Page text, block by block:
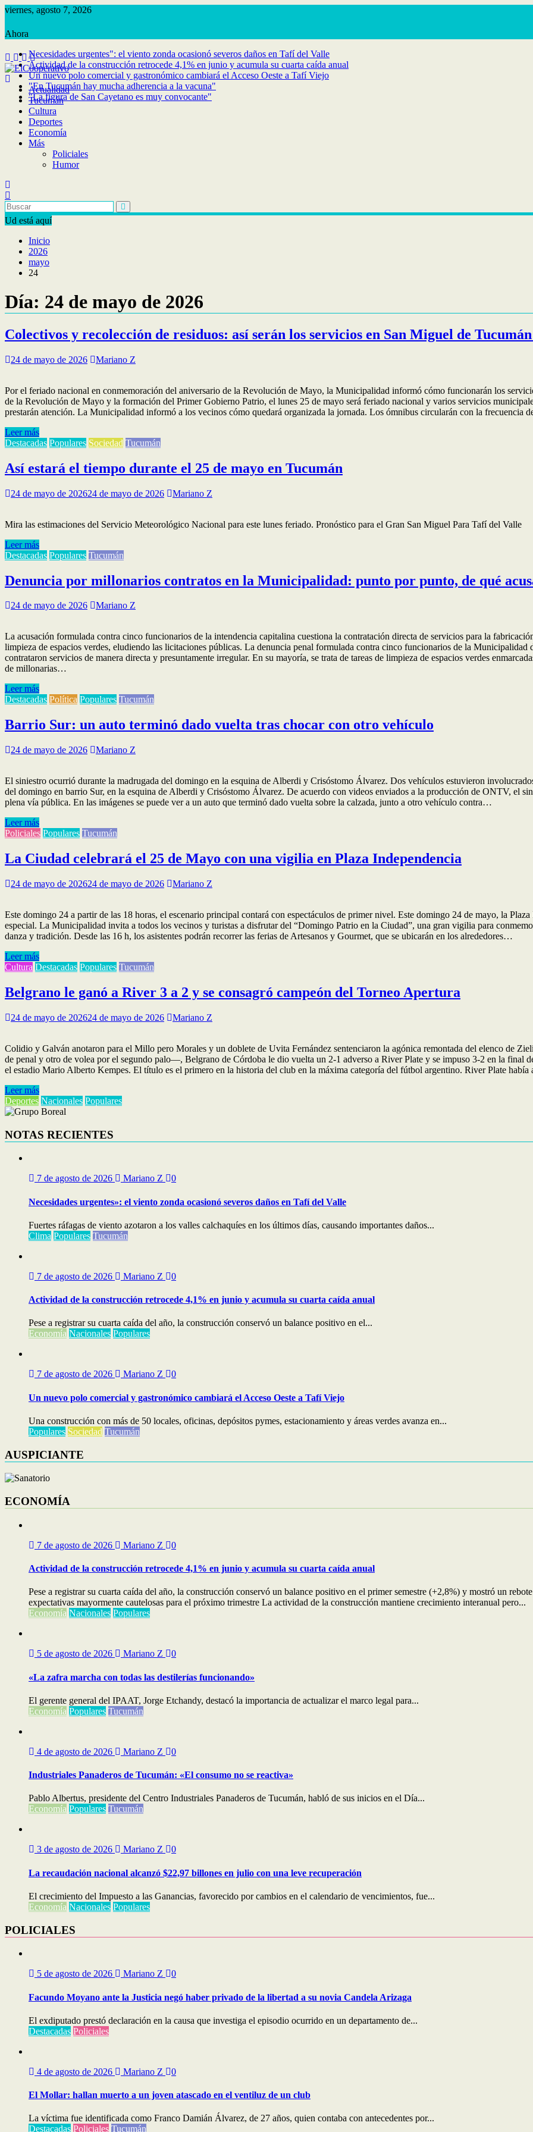
Saltar
contenido
viernes, agosto 7, 2026
Necesidades urgentes": el viento zonda ocasionó severos daños en Tafí del Valle
Actividad de la construcción retrocede 4,1% en junio y acumula su cuarta caída anual
Un nuevo polo comercial y gastronómico cambiará el Acceso Oeste a Tafí Viejo
"En Tucumán hay mucha adherencia a la vacuna"
"La figura de San Cayetano es muy convocante"
Actualidad
Tucumán
Cultura
Deportes
Economía
Más
Policiales
Humor
Ud está aquí
Inicio
2026
mayo
24
Día: 24 de mayo de 2026
Colectivos y recolección de residuos: así serán los servicios en San Miguel de
24 de mayo de 2026 Mariano Z
Por el feriado nacional en conmemoración del aniversario de la Revolución de Mayo, la Municipalidad informó cómo funcionarán los
de la Revolución de Mayo y la formación del Primer Gobierno Patrio, el lunes 25 de mayo será feriado nacional y varios servicios
prestarán atención. La Municipalidad informó a los vecinos cómo quedará organizada la jornada. Los ómnibus circularán con la frecuencia
Leer más
Destacadas Populares Sociedad Tucumán
Así estará el tiempo durante el 25 de mayo en Tucumán
24 de mayo de 202624 de mayo de 2026 Mariano Z
Mira las estimaciones del Servicio Meteorológico Nacional para este lunes feriado. Pronóstico para el Gran San Miguel Para Tafí del Valle
Leer más
Destacadas Populares Tucumán
Denuncia por millonarios contratos en la Municipalidad: punto por punto, de qué
24 de mayo de 2026 Mariano Z
La acusación formulada contra cinco funcionarios de la intendencia capitalina cuestiona la contratación directa de servicios para la
limpieza de espacios verdes, eludiendo las licitaciones públicas. La denuncia penal formulada contra cinco funcionarios de la Municipalidad
contrataron servicios de manera directa y presuntamente irregular. En su mayoría, se trata de tareas de limpieza de espacios verdes
de millonarias…
Leer más
Destacadas Política Populares Tucumán
Barrio Sur: un auto terminó dado vuelta tras chocar con otro vehículo
24 de mayo de 2026 Mariano Z
El siniestro ocurrió durante la madrugada del domingo en la esquina de Alberdi y Crisóstomo Álvarez. Dos vehículos estuvieron
del domingo en barrio Sur, en la esquina de Alberdi y Crisóstomo Álvarez. De acuerdo con videos enviados a la producción de ONTV, el
plena vía pública. En las imágenes se puede ver a un auto que terminó dado vuelta sobre la calzada, junto a otro vehículo contra…
Leer más
Policiales Populares Tucumán
La Ciudad celebrará el 25 de Mayo con una vigilia en Plaza Independencia
24 de mayo de 202624 de mayo de 2026 Mariano Z
Este domingo 24 a partir de las 18 horas, el escenario principal contará con espectáculos de primer nivel. Este domingo 24 de mayo, la
especial. La Municipalidad invita a todos los vecinos y turistas a disfrutar del “Domingo Patrio en la Ciudad”, una gran vigilia para
danza y tradición. Desde las 16 h, los asistentes podrán recorrer las ferias de Artesanos y Gourmet, que se ubicarán en los alrededores…
Leer más
Cultura Destacadas Populares Tucumán
Belgrano le ganó a River 3 a 2 y se consagró campeón del Torneo Apertura
24 de mayo de 202624 de mayo de 2026 Mariano Z
Colidio y Galván anotaron para el Millo pero Morales y un doblete de Uvita Fernández sentenciaron la agónica remontada del elenco de
de penal y otro de volea por el segundo palo—, Belgrano de Córdoba le dio vuelta un 2-1 adverso a River Plate y se impuso 3-2 en la final
el estadio Mario Alberto Kempes. El título es el primero en la historia del club en la máxima categoría del fútbol argentino. River Plate
Leer más
Deportes Nacionales Populares
NOTAS RECIENTES
7 de agosto de 2026 Mariano Z 0
Necesidades urgentes»: el viento zonda ocasionó severos daños en Tafí del Valle
Fuertes ráfagas de viento azotaron a los valles calchaquíes en los últimos días, causando importantes daños...
Clima Populares Tucumán
7 de agosto de 2026 Mariano Z 0
Actividad de la construcción retrocede 4,1% en junio y acumula su cuarta caída anual
Pese a registrar su cuarta caída del año, la construcción conservó un balance positivo en el...
Economía Nacionales Populares
7 de agosto de 2026 Mariano Z 0
Un nuevo polo comercial y gastronómico cambiará el Acceso Oeste a Tafí Viejo
Una construcción con más de 50 locales, oficinas, depósitos pymes, estacionamiento y áreas verdes avanza en...
Populares Sociedad Tucumán
AUSPICIANTE
ECONOMÍA
7 de agosto de 2026 Mariano Z 0
Actividad de la construcción retrocede 4,1% en junio y acumula su cuarta caída anual
Pese a registrar su cuarta caída del año, la construcción conservó un balance positivo en el primer semestre (+2,8%) y mostró un
expectativas mayormente cautelosas para el próximo trimestre La actividad de la construcción mantiene crecimiento interanual pero...
Economía Nacionales Populares
5 de agosto de 2026 Mariano Z 0
«La zafra marcha con todas las destilerías funcionando»
El gerente general del IPAAT, Jorge Etchandy, destacó la importancia de actualizar el marco legal para...
Economía Populares Tucumán
4 de agosto de 2026 Mariano Z 0
Industriales Panaderos de Tucumán: «El consumo no se reactiva»
Pablo Albertus, presidente del Centro Industriales Panaderos de Tucumán, habló de sus inicios en el Día...
Economía Populares Tucumán
3 de agosto de 2026 Mariano Z 0
La recaudación nacional alcanzó $22,97 billones en julio con una leve recuperación
El crecimiento del Impuesto a las Ganancias, favorecido por cambios en el calendario de vencimientos, fue...
Economía Nacionales Populares
POLICIALES
5 de agosto de 2026 Mariano Z 0
Facundo Moyano ante la Justicia negó haber privado de la libertad a su novia Candela Arizaga
El exdiputado prestó declaración en la causa que investiga el episodio ocurrido en un departamento de...
Destacadas Policiales
4 de agosto de 2026 Mariano Z 0
El Mollar: hallan muerto a un joven atascado en el ventiluz de un club
La víctima fue identificada como Franco Damián Álvarez, de 27 años, quien contaba con antecedentes por...
Destacadas Policiales Tucumán